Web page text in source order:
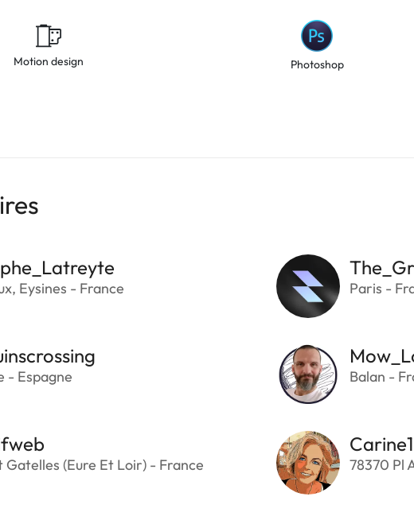
Motion design Photoshop
Eysines - France Paris -
- Espagne Balan -
(Eure Et Loir) - France
Carine1
78370 Pl